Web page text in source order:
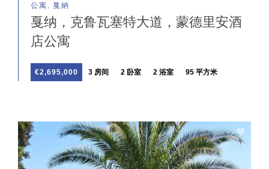
公寓, 戛納
戛纳，克鲁瓦塞特大道，蒙德里安酒
店公寓
€2,695,000 3 房间 2 卧室 2 浴室 95 平方米